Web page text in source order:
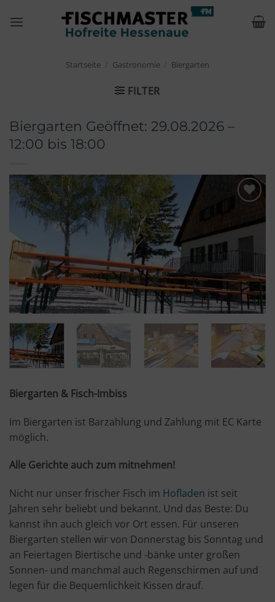
Inhalt
Startseite Gastronomie Biergarten
FILTER
Biergarten Geöffnet: 29.08.2026 –
12:00 bis 18:00
Biergarten & Fisch-Imbiss
Im Biergarten ist Barzahlung und Zahlung mit EC Karte
möglich.
Alle Gerichte auch zum mitnehmen!
Nicht nur unser frischer Fisch im Hofladen ist seit
Jahren sehr beliebt und bekannt. Und das Beste: Du
kannst ihn auch gleich vor Ort essen. Für unseren
Biergarten stellen wir von Donnerstag bis Sonntag und
an Feiertagen Biertische und -bänke unter großen
Sonnen- und manchmal auch Regenschirmen auf und
legen für die Bequemlichkeit Kissen drauf.